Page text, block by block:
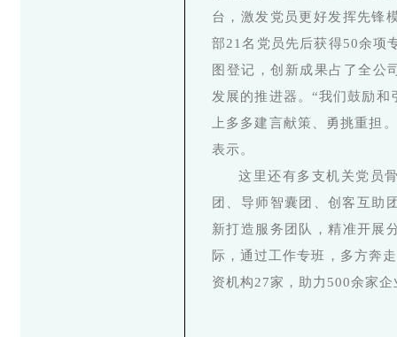
台，激发党员更好发挥先锋
部21名党员先后获得50余项
图登记，创新成果占了全公
发展的推进器。“我们鼓励
上多多建言献策、勇挑重担
表示。
这里还有多支机关党员
团、导师智囊团、创客互助
新打造服务团队，精准开展
际，通过工作专班，多方奔
资机构27家，助力500余家